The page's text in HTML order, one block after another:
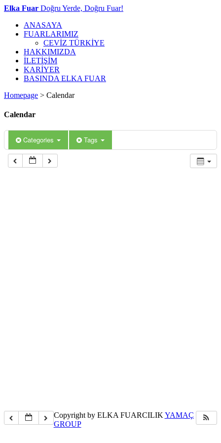
Elka Fuar Doğru Yerde, Doğru Fuar!
ANASAYA
FUARLARIMIZ
CEVİZ TÜRKİYE
HAKKIMIZDA
İLETİŞİM
KARİYER
BASINDA ELKA FUAR
Homepage > Calendar
Calendar
Categories Tags
Copyright by ELKA FUARCILIK YAMAÇ
GROUP